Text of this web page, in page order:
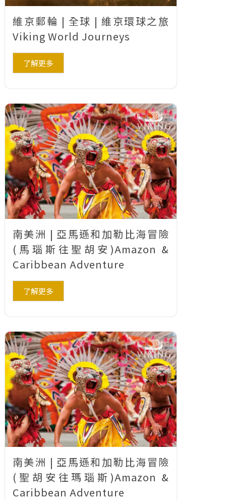
維京郵輪 | 全球 | 維京環球之旅
Viking World Journeys
了解更多
南美洲 | 亞馬遜和加勒比海冒險
(馬瑙斯往聖胡安)Amazon &
Caribbean Adventure
了解更多
南美洲 | 亞馬遜和加勒比海冒險
(聖胡安往瑪瑙斯)Amazon &
Caribbean Adventure